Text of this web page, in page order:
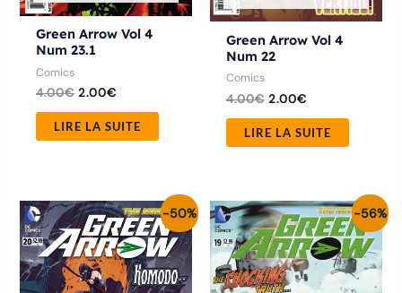
Green Arrow Vol 4
Num 23.1
Comics
4.00€ 2.00€
LIRE LA SUITE
Green Arrow Vol 4
Num 22
Comics
4.00€ 2.00€
LIRE LA SUITE
-50%
Le
prix
initial
était :
4.00€.
Le
prix
actuel
est :
2.00€.
-56%
Le
prix
initial
était :
4.50€.
Le
prix
actuel
est :
2.00€.